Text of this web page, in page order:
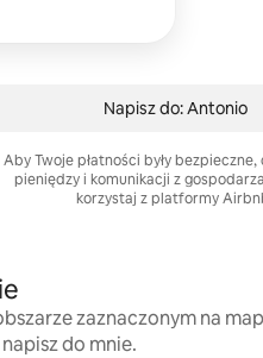
Napisz do: Antonio
Aby Twoje płatności były bezpieczne,
pieniędzy i komunikacji z
korzystaj z platformy
zaznaczonym na
do mnie.